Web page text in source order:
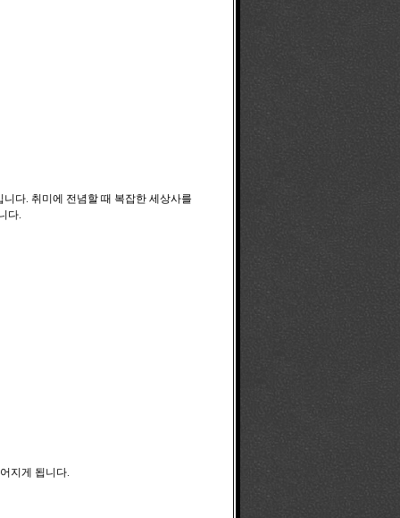
다. 취미에 전념할 때 복잡한 세상사를
다.
지게 됩니다.